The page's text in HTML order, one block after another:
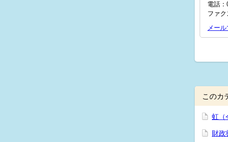
電話：
ファク
メー
このカ
虹（
財政